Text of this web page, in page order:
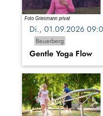
Di., 01.09.2026
Beuerberg
Gentle Yoga Flow